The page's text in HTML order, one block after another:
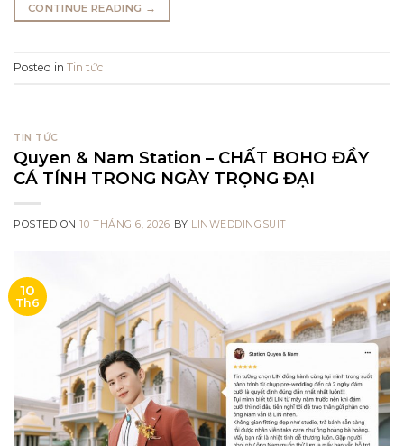
CONTINUE READING →
Posted in Tin tức
TIN TỨC
Quyen & Nam Station – CHẤT BOHO ĐẦY
CÁ TÍNH TRONG NGÀY TRỌNG ĐẠI
POSTED ON10 THÁNG 6, 2026 BY LINWEDDINGSUIT
10
Th6